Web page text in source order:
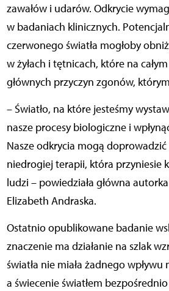
zawałów i udarów. Odkrycie
w badaniach klinicznych.
czerwonego światła mogłoby
w żyłach i tętnicach, które na
głównych przyczyn zgonów,
– Światło, na które jesteśmy
nasze procesy biologiczne i
Nasze odkrycia mogą
niedrogiej terapii, która przyniesie
ludzi – powiedziała główna
Elizabeth Andraska.
Ostatnio opublikowane badanie
znaczenie ma działanie na szlak
światła nie miała żadnego
a świecenie światłem